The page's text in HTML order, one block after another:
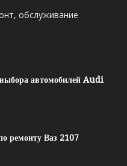
обслуживание
автомобилей Audi
ремонту Ваз 2107